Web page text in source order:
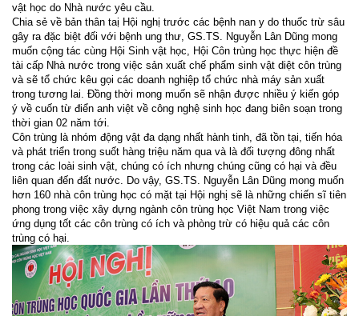
vật học do Nhà nước yêu cầu.
Chia sẻ về bản thân taị Hội nghị trước các bệnh nan y do thuốc trừ sâu
gây ra đặc biệt đối với bệnh ung thư, GS.TS. Nguyễn Lân Dũng mong
muốn cộng tác cùng Hội Sinh vật học, Hội Côn trùng học thực hiện đề
tài cấp Nhà nước trong việc sản xuất chế phẩm sinh vật diệt côn trùng
và sẽ tổ chức kêu gọi các doanh nghiệp tổ chức nhà máy sản xuất
trong tương lai. Đồng thời mong muốn sẽ nhận được nhiều ý kiến góp
ý về cuốn từ điển anh việt về công nghệ sinh học đang biên soạn trong
thời gian 02 năm tới.
Côn trùng là nhóm động vật đa dạng nhất hành tinh, đã tồn tại, tiến hóa
và phát triển trong suốt hàng triệu năm qua và là đối tượng đông nhất
trong các loài sinh vật, chúng có ích nhưng chúng cũng có hại và đều
liên quan đến đất nước. Do vậy, GS.TS. Nguyễn Lân Dũng mong muốn
hơn 160 nhà côn trùng học có mặt tại Hội nghị sẽ là những chiến sĩ tiên
phong trong việc xây dựng ngành côn trùng học Việt Nam trong việc
ứng dụng tốt các côn trùng có ích và phòng trừ có hiệu quả các côn
trùng có hại.